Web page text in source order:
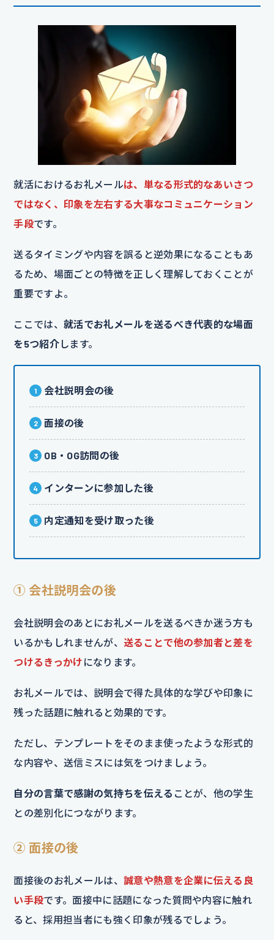
就活におけるお礼メールは、単なる形式的なあいさつ
ではなく、印象を左右する大事なコミュニケーション
手段です。
送るタイミングや内容を誤ると逆効果になることもあ
るため、場面ごとの特徴を正しく理解しておくことが
重要ですよ。
ここでは、 就活でお礼メールを送るべき代表的な場面
を5つ紹介 します。
会社説明会の後
面接の後
OB・OG訪問の後
インターンに参加した後
内定通知を受け取った後
① 会社説明会の後
会社説明会のあとにお礼メールを送るべきか迷う方も
いるかもしれませんが、 送ることで他の参加者と差を
つけるきっかけ になります。
お礼メールでは、説明会で得た具体的な学びや印象に
残った話題に触れると効果的です。
ただし、テンプレートをそのまま使ったような形式的
な内容や、送信ミスには気をつけましょう。
自分の言葉で感謝の気持ちを伝える ことが、他の学生
との差別化につながります。
② 面接の後
面接後のお礼メールは、 誠意や熱意を企業に伝える良
い手段です。面接中に話題になった質問や内容に触れ
ると、採用担当者にも強く印象が残るでしょう。